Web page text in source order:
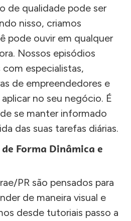
de qualidade pode ser
nisso, criamos
pode ouvir em qualquer
Nossos episódios
especialistas,
de empreendedores e
no seu negócio. É
se manter informado
das suas tarefas diárias.
Forma Dinâmica e
PR são pensados para
de maneira visual e
desde tutoriais passo a